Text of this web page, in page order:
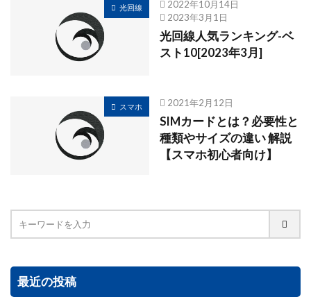
光回線
2022年10月14日
2023年3月1日
光回線人気ランキング-ベ
スト10[2023年3月]
スマホ 2021年2月12日
SIMカードとは？必要性と
種類やサイズの違い 解説
【スマホ初心者向け】
最近の投稿